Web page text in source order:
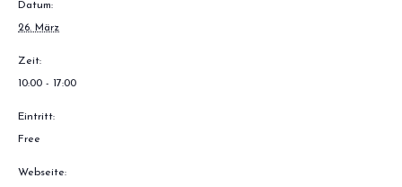
Datum:
26. März
Zeit:
10:00 - 17:00
Eintritt:
Free
Webseite: